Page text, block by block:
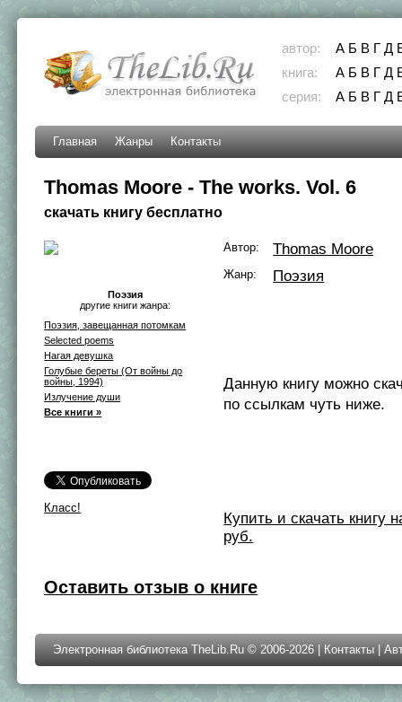
автор: А Б В Г Д
книга:
А Б В Г Д
серия:
А Б В Г Д
Главная Жанры Контакты
Thomas Moore - The works. Vol. 6
скачать книгу бесплатно
Поэзия
другие книги жанра:
Поэзия, завещанная потомкам
Selected poems
Нагая девушка
Голубые береты (От войны до
войны, 1994)
Излучение души
Все книги »
Класс!
Автор: Thomas Moore
Жанр: Поэзия
Данную книгу можно
по ссылкам чуть ниже.
Купить и скачать книгу
руб.
Оставить отзыв о книге
Электронная библиотека TheLib.Ru © 2006-2026 | Контакты |